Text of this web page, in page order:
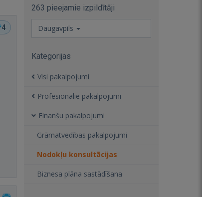
4
263 pieejamie izpildītāji
Daugavpils
Kategorijas
Visi pakalpojumi
Profesionālie pakalpojumi
Finanšu pakalpojumi
Grāmatvedības pakalpojumi
Nodokļu konsultācijas
Biznesa plāna sastādīšana